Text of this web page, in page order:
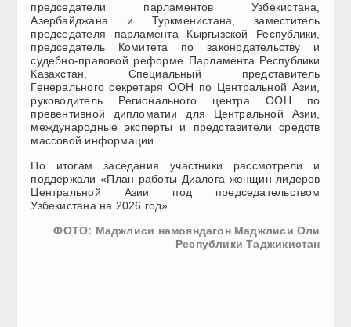
председатели парламентов Узбекистана,
Азербайджана и Туркменистана, заместитель
председателя парламента Кыргызской Республики,
председатель Комитета по законодательству и
судебно-правовой реформе Парламента Республики
Казахстан, Специальный представитель
Генерального секретаря ООН по Центральной Азии,
руководитель Регионального центра ООН по
превентивной дипломатии для Центральной Азии,
международные эксперты и представители средств
массовой информации.
По итогам заседания участники рассмотрели и
поддержали «План работы Диалога женщин-лидеров
Центральной Азии под председательством
Узбекистана на 2026 год».
ФОТО: Маджлиси намояндагон Маджлиси Оли
Республики Таджикистан